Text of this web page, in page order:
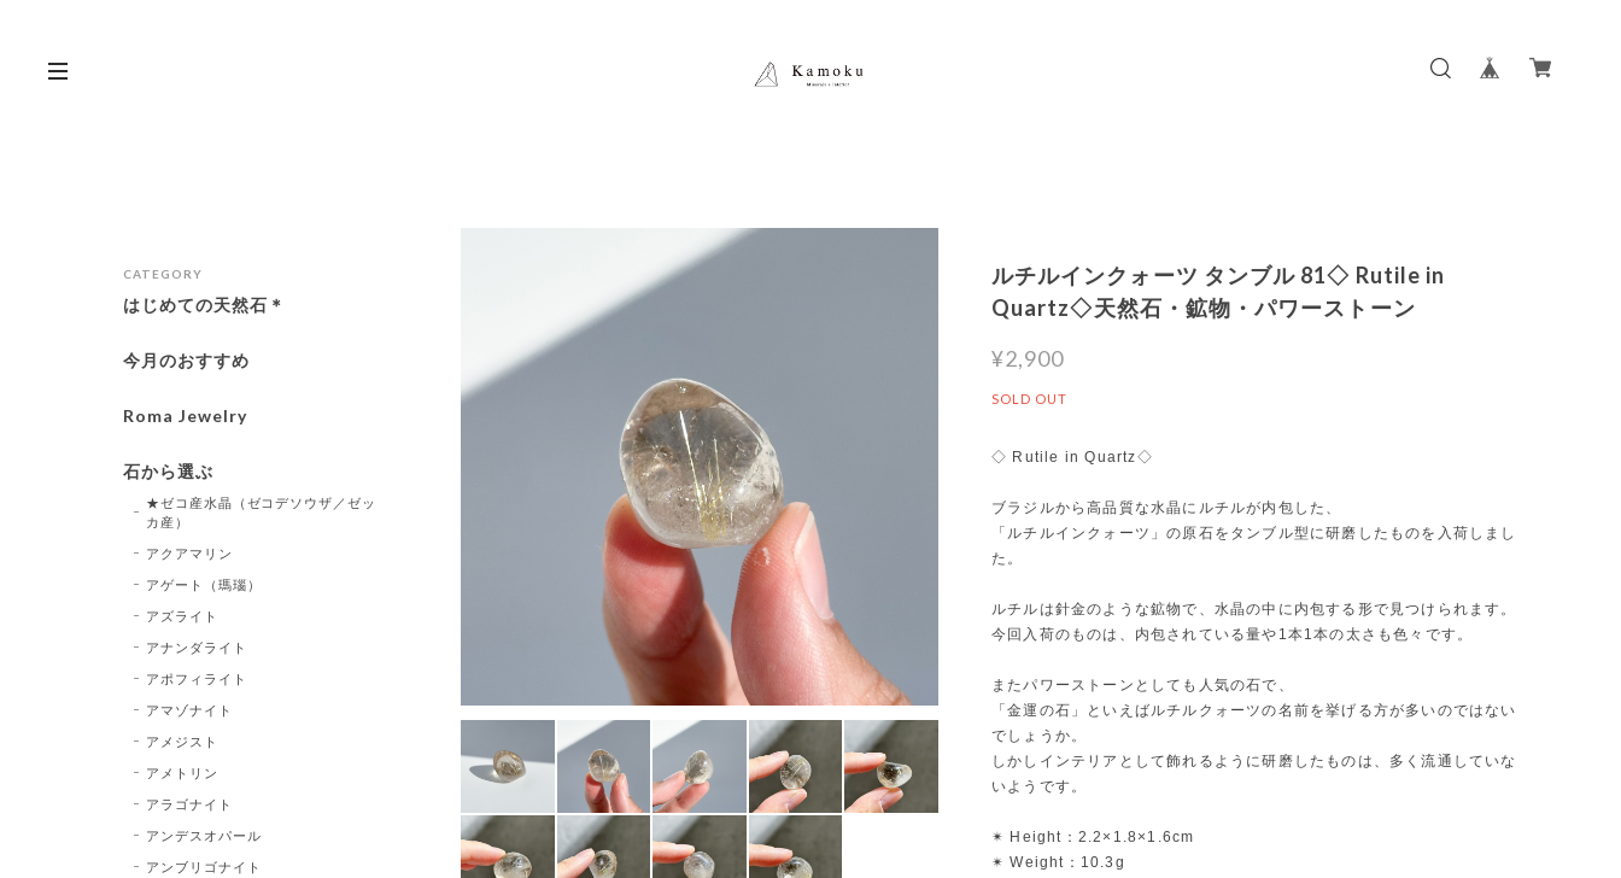
ルチルインクォーツ タンブル 81◇ Rutile in
Quartz◇天然石・鉱物・パワーストーン
¥2,900
SOLD OUT
◇ Rutile in Quartz◇
ブラジルから高品質な水晶にルチルが内包した、
「ルチルインクォーツ」の原石をタンブル型に研磨したものを入荷しまし
た。
ルチルは針金のような鉱物で、水晶の中に内包する形で見つけられます。
今回入荷のものは、内包されている量や1本1本の太さも色々です。
またパワーストーンとしても人気の石で、
「金運の石」といえばルチルクォーツの名前を挙げる方が多いのではない
でしょうか。
しかしインテリアとして飾れるように研磨したものは、多く流通していな
いようです。
✴︎ Height：2.2×1.8×1.6cm
✴︎ Weight：10.3g
CATEGORY
はじめての天然石＊
今月のおすすめ
Roma Jewelry
石から選ぶ
★ゼコ産水晶（ゼコデソウザ／ゼッ
カ産）
アクアマリン
アゲート（瑪瑙）
アズライト
アナンダライト
アポフィライト
アマゾナイト
アメジスト
アメトリン
アラゴナイト
アンデスオパール
アンブリゴナイト